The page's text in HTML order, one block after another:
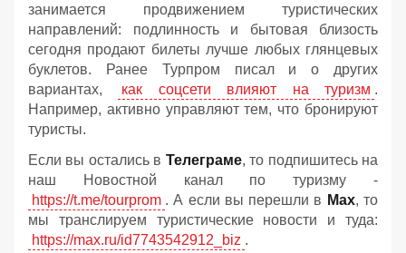
занимается продвижением туристических
направлений: подлинность и бытовая близость
сегодня продают билеты лучше любых глянцевых
буклетов. Ранее Турпром писал и о других
вариантах,
как соцсети влияют на туризм .
Например, активно управляют тем, что бронируют
туристы.
Если вы остались в Телеграме, то подпишитесь на
наш Новостной канал по туризму -
https://t.me/tourprom . А если вы перешли в Мах, то
мы транслируем туристические новости и туда:
https://max.ru/id7743542912_biz .